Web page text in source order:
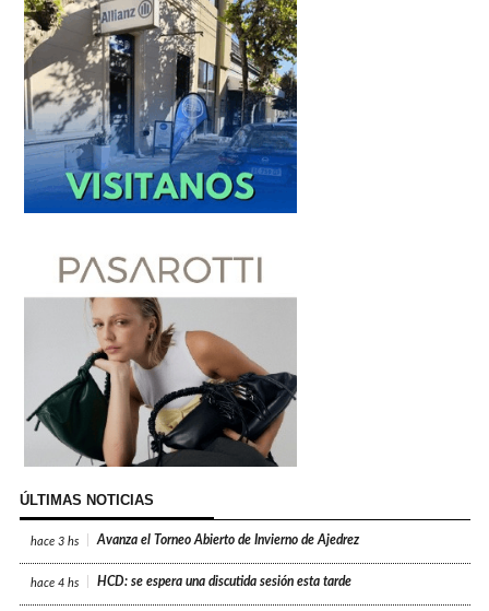
ÚLTIMAS NOTICIAS
hace 3 hs Avanza el Torneo Abierto de Invierno de Ajedrez
hace 4 hs HCD: se espera una discutida sesión esta tarde